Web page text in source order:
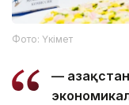
Фото: Үкімет
—